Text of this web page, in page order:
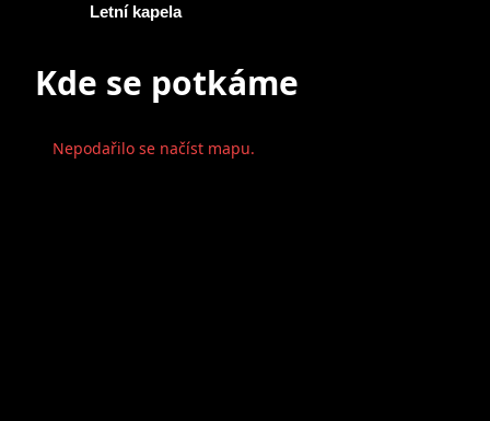
Letní kapela
Kde se potkáme
Nepodařilo se načíst mapu.